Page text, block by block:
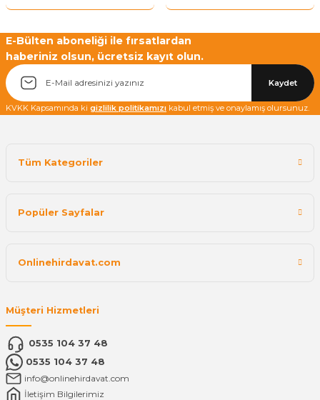
E-Bülten aboneliği ile fırsatlardan
haberiniz olsun, ücretsiz kayıt olun.
Kaydet
KVKK Kapsamında ki gizlilik politikamızı kabul etmiş ve onaylamış olursunuz.
Tüm Kategoriler
Popüler Sayfalar
Onlinehirdavat.com
Müşteri Hizmetleri
0535 104 37 48
0535 104 37 48
info@onlinehirdavat.com
İletişim Bilgilerimiz